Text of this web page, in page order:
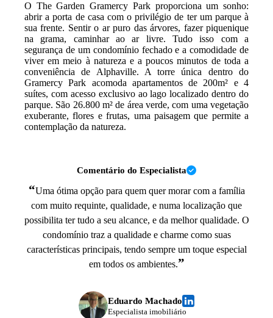
O The Garden Gramercy Park proporciona um sonho:
abrir a porta de casa com o privilégio de ter um parque à
sua frente. Sentir o ar puro das árvores, fazer piquenique
na grama, caminhar ao ar livre. Tudo isso com a
segurança de um condomínio fechado e a comodidade de
viver em meio à natureza e a poucos minutos de toda a
conveniência de Alphaville. A torre única dentro do
Gramercy Park acomoda apartamentos de 200m² e 4
suítes, com acesso exclusivo ao lago localizado dentro do
parque. São 26.800 m² de área verde, com uma vegetação
exuberante, flores e frutas, uma paisagem que permite a
contemplação da natureza.
Comentário do Especialista
“Uma ótima opção para quem quer morar com a família
com muito requinte, qualidade, e numa localização que
possibilita ter tudo a seu alcance, e da melhor qualidade. O
condomínio traz a qualidade e charme como suas
características principais, tendo sempre um toque especial
em todos os ambientes.”
Eduardo Machado
Especialista imobiliário